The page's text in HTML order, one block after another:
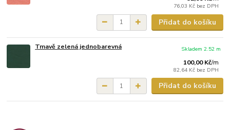
76,03 Kč bez DPH
Přidat do košíku
Tmavě zelená jednobarevná
100,00 Kč/m
82,64 Kč bez DPH
Skladem 2.52 m
Přidat do košíku